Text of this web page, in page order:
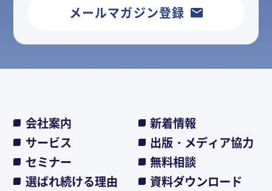
メールマガジン登録
会社案内
新着情報
サービス
出版・メディア協力
セミナー
無料相談
選ばれ続ける理由
資料ダウンロード